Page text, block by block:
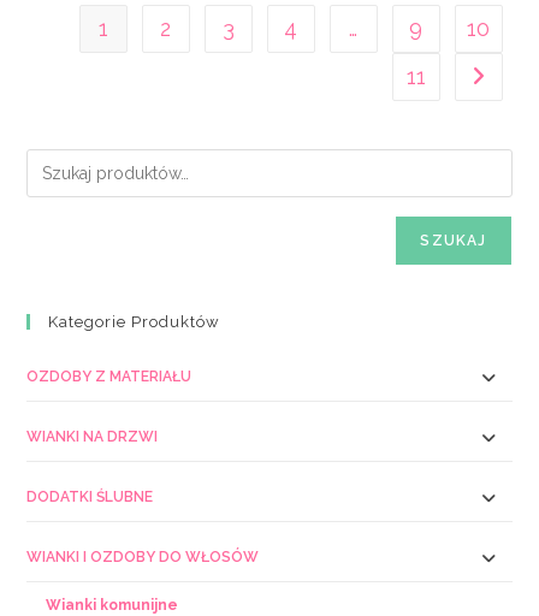
1 2 3 4 … 9
10
11
SZUKAJ
Kategorie Produktów
OZDOBY Z MATERIAŁU
WIANKI NA DRZWI
DODATKI ŚLUBNE
WIANKI I OZDOBY DO WŁOSÓW
Wianki komunijne